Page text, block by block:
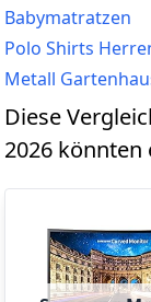
Babymatratzen
Polo Shirts
Metall
Diese
2026 könnten